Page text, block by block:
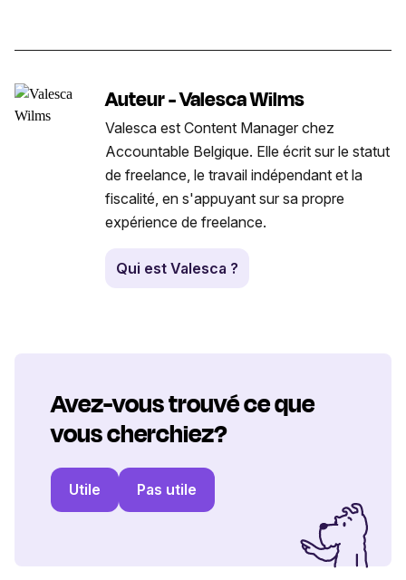
Auteur - Valesca Wilms
Valesca est Content Manager chez
Accountable Belgique. Elle écrit sur le statut
de freelance, le travail indépendant et la
fiscalité, en s'appuyant sur sa propre
expérience de freelance.
Qui est Valesca ?
Avez-vous trouvé ce que
vous cherchiez?
Utile Pas utile